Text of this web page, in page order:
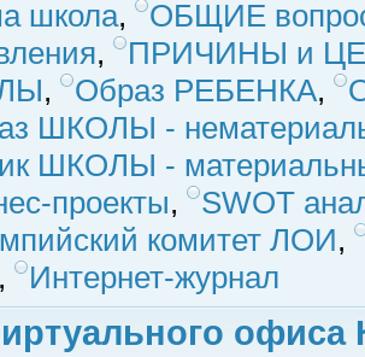
школа,
ОБЩИЕ
,
ПРИЧИНЫ и
, Образ РЕБЕНКА,
ШКОЛЫ -
ШКОЛЫ -
проекты,
SWOT
комитет ЛОИ,
, Интернет-журнал
офиса